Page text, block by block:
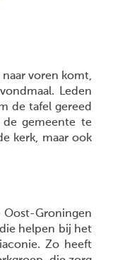
voren komt,
Leden
de tafel gereed
gemeente te
kerk, maar ook
Oost-Groningen
helpen bij het
Zo heeft